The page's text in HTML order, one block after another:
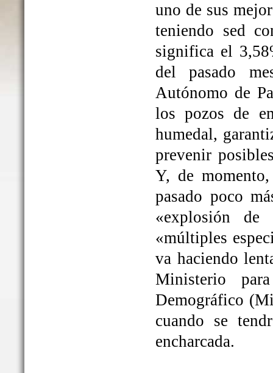
uno de sus
teniendo sed
significa el
del pasado
Autónomo de
los pozos de
humedal,
prevenir
Y, de
pasado poco
«explosión
«múltiples
va haciendo
Ministerio
Demográfico
cuando se
encharcada.